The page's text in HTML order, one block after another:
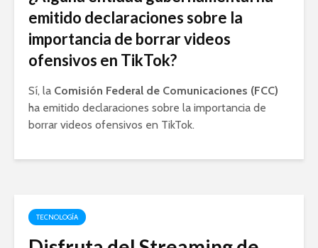
emitido declaraciones sobre la
importancia de borrar videos
ofensivos en TikTok?
Sí, la Comisión Federal de Comunicaciones (FCC)
ha emitido declaraciones sobre la importancia de
borrar videos ofensivos en TikTok.
TECNOLOGÍA